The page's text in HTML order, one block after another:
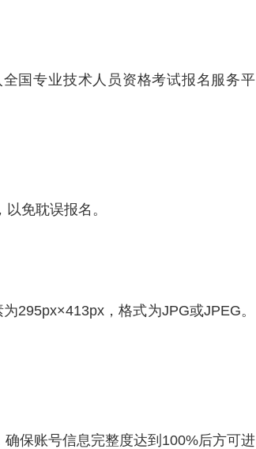
国专业技术人员资格考试报名服务平
免耽误报名。
295px×413px，格式为JPG或JPEG。
保账号信息完整度达到100%后方可进